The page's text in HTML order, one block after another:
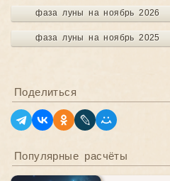
фаза луны на ноябрь 2026
фаза луны на ноябрь 2025
Поделиться
Популярные расчёты